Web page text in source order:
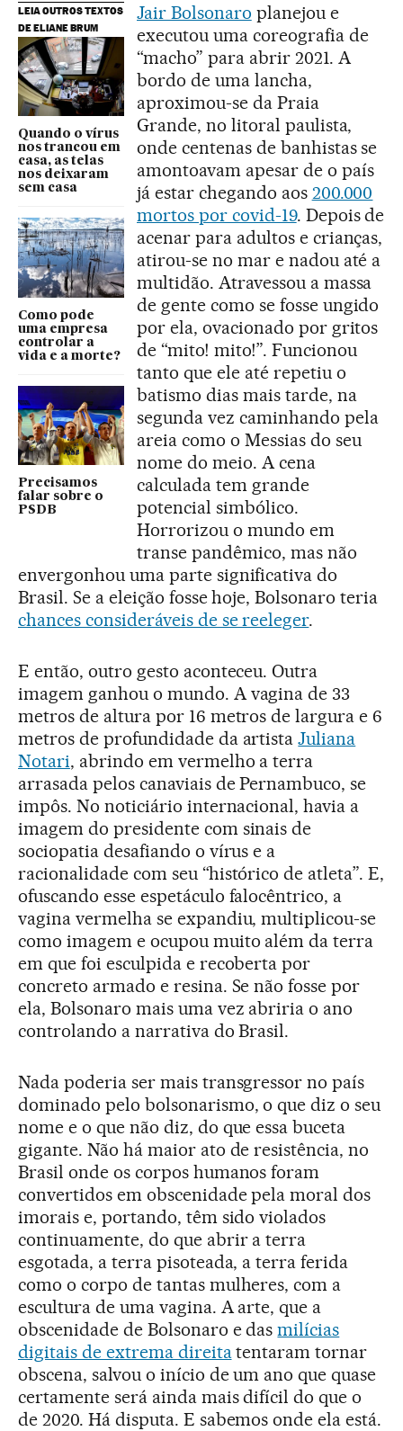
LEIA OUTROS TEXTOS
DE ELIANE BRUM
Quando o vírus
nos trancou em
casa, as telas
nos deixaram
sem casa
Como pode
uma empresa
controlar a
vida e a morte?
Precisamos
falar sobre o
PSDB
Jair Bolsonaro planejou e
executou uma coreografia de
“macho” para abrir 2021. A
bordo de uma lancha,
aproximou-se da Praia
Grande, no litoral paulista,
onde centenas de banhistas se
amontoavam apesar de o país
já estar chegando aos 200.000
mortos por covid-19. Depois de
acenar para adultos e crianças,
atirou-se no mar e nadou até a
multidão. Atravessou a massa
de gente como se fosse ungido
por ela, ovacionado por gritos
de “mito! mito!”. Funcionou
tanto que ele até repetiu o
batismo dias mais tarde, na
segunda vez caminhando pela
areia como o Messias do seu
nome do meio. A cena
calculada tem grande
potencial simbólico.
Horrorizou o mundo em
transe pandêmico, mas não
envergonhou uma parte significativa do
Brasil. Se a eleição fosse hoje, Bolsonaro teria
chances consideráveis de se reeleger.
E então, outro gesto aconteceu. Outra
imagem ganhou o mundo. A vagina de 33
metros de altura por 16 metros de largura e 6
metros de profundidade da artistaJuliana
Notari, abrindo em vermelho a terra
arrasada pelos canaviais de Pernambuco, se
impôs. No noticiário internacional, havia a
imagem do presidente com sinais de
sociopatia desafiando o vírus e a
racionalidade com seu “histórico de atleta”. E,
ofuscando esse espetáculo falocêntrico, a
vagina vermelha se expandiu, multiplicou-se
como imagem e ocupou muito além da terra
em que foi esculpida e recoberta por
concreto armado e resina. Se não fosse por
ela, Bolsonaro mais uma vez abriria o ano
controlando a narrativa do Brasil.
Nada poderia ser mais transgressor no país
dominado pelo bolsonarismo, o que diz o seu
nome e o que não diz, do que essa buceta
gigante. Não há maior ato de resistência, no
Brasil onde os corpos humanos foram
convertidos em obscenidade pela moral dos
imorais e, portando, têm sido violados
continuamente, do que abrir a terra
esgotada, a terra pisoteada, a terra ferida
como o corpo de tantas mulheres, com a
escultura de uma vagina. A arte, que a
obscenidade de Bolsonaro e dasmilícias
digitais de extrema direitatentaram tornar
obscena, salvou o início de um ano que quase
certamente será ainda mais difícil do que o
de 2020. Há disputa. E sabemos onde ela está.